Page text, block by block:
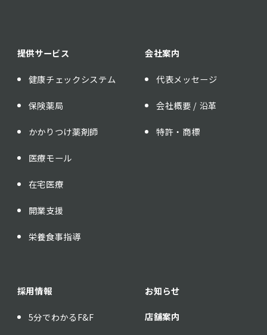
提供サービス
健康チェックシステム
保険薬局
かかりつけ薬剤師
医療モール
在宅医療
開業支援
栄養食事指導
会社案内
代表メッセージ
会社概要 / 沿革
特許・商標
採用情報
5分でわかるF&F
お知らせ
店舗案内